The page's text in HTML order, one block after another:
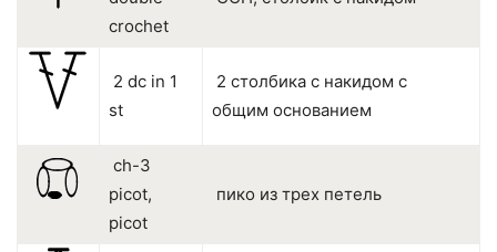
crochet
2 dc in 1
st
2 столбика с накидом с
общим основанием
ch-3
picot,
picot
пико из трех петель